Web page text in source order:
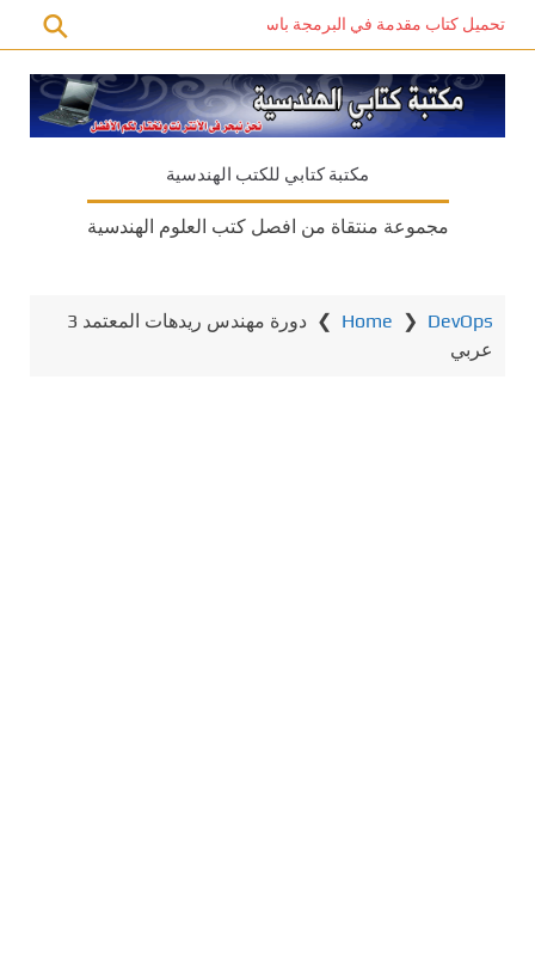
تحميل كتاب مقدمة في البرمجة باستخدام C# PDF – دليل المبتدئين للتعلم الذاتي
مكتبة كتابي للكتب الهندسية
مجموعة منتقاة من افصل كتب العلوم الهندسية
Home ❯ DevOps
❯
دورة مهندس ريدهات المعتمد 3
عربي